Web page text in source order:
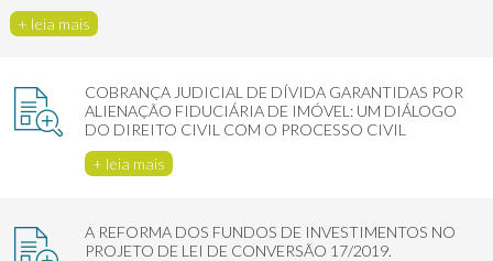
+ leia mais
COBRANÇA JUDICIAL DE DÍVIDA GARANTIDAS POR
ALIENAÇÃO FIDUCIÁRIA DE IMÓVEL: UM DIÁLOGO
DO DIREITO CIVIL COM O PROCESSO CIVIL
+ leia mais
A REFORMA DOS FUNDOS DE INVESTIMENTOS NO
PROJETO DE LEI DE CONVERSÃO 17/2019.